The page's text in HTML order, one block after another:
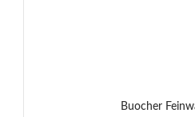
Buocher